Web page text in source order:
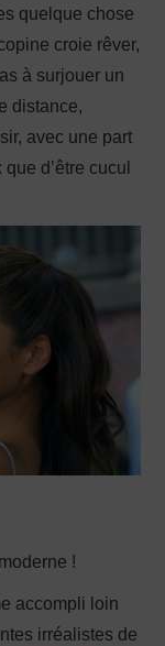
quelque chose
croie rêver,
à surjouer un
distance,
avec une part
d’être cucul
!
accompli loin
irréalistes de